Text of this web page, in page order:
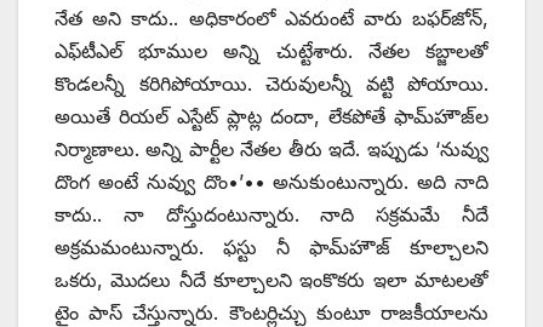
నేత అని కాదు.. అధికారంలో ఎవరుంటే వారు బఫర్‌జోన్‌,
ఎఫ్‌టీఎల్‌ ‌భూముల అన్ని చుట్టేశారు. నేతల కబ్జాలతో
కొండలన్నీ కరిగిపోయాయి. చెరువులన్నీ వట్టి పోయాయి.
అయితే రియల్‌ ఎస్టేట్‌ ‌ప్లాట్ల దందా, లేకపోతే ఫామ్‌హౌజ్‌ల
నిర్మాణాలు. అన్ని పార్టీల నేతల తీరు ఇదే. ఇప్పుడు ‘నువ్వు
దొంగ అంటే నువ్వు దొం•’•• అనుకుంటున్నారు. అది నాది
కాదు.. నా దోస్తుదంటున్నారు. నాది సక్రమమే నీదే
అక్రమమంటున్నారు. ఫస్టు నీ ఫామ్‌హౌజ్‌ ‌కూల్చాలని
ఒకరు, మొదలు నీదే కూల్చాలని ఇంకొకరు ఇలా మాటలతో
టైం పాస్‌ ‌చేస్తున్నారు. కౌంటర్లిచ్చు కుంటూ రాజకీయాలను